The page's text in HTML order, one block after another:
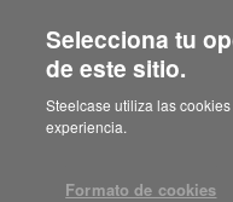
Are you
Would
your
English
Selecciona tu
de este sitio.
Steelcase utiliza las
experiencia.
Formato de cookies